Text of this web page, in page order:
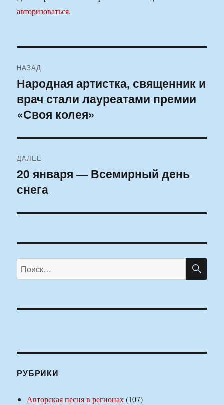
авторизоваться.
по
записям
НАЗАД
Предыдущая
запись:
Народная артистка, священник и
врач стали лауреатами премии
«Своя колея»
ДАЛЕЕ
Следующая
запись:
20 января — Всемирный день
снега
Искать:
РУБРИКИ
Авторская песня в регионах(107)